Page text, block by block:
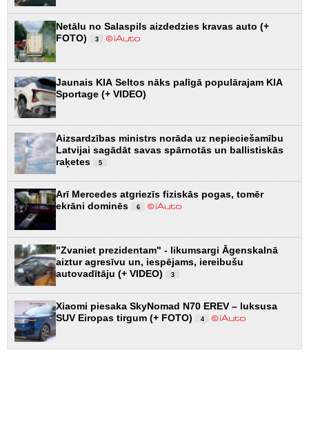
Netālu no Salaspils aizdedzies kravas auto (+
FOTO)
3
Jaunais KIA Seltos nāks palīgā populārajam KIA
Sportage (+ VIDEO)
Aizsardzības ministrs norāda uz nepieciešamību
Latvijai sagādāt savas spārnotās un ballistiskās
raķetes
5
Arī Mercedes atgriezīs fiziskās pogas, tomēr
ekrāni dominēs
6
"Zvaniet prezidentam" - likumsargi Āgenskalnā
aiztur agresīvu un, iespējams, iereibušu
autovadītāju (+ VIDEO)
3
Xiaomi piesaka SkyNomad N70 EREV – luksusa
SUV Eiropas tirgum (+ FOTO)
4